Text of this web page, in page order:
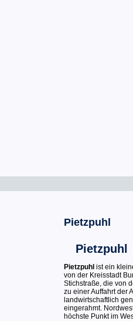
Pietzpuhl
Pietzpuhl
Pietzpuhl ist ein
von der Kreisstadt
Stichstraße, die von
zu einer Auffahrt der
landwirtschaftlich
eingerahmt.
höchste Punkt im